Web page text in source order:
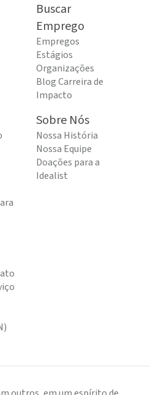
Buscar
Emprego
Empregos
Estágios
Organizações
Blog Carreira de
Impacto
Sobre Nós
Nossa História
Nossa Equipe
Doações para a
Idealist